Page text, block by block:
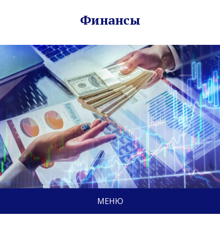
Финансы
МЕНЮ